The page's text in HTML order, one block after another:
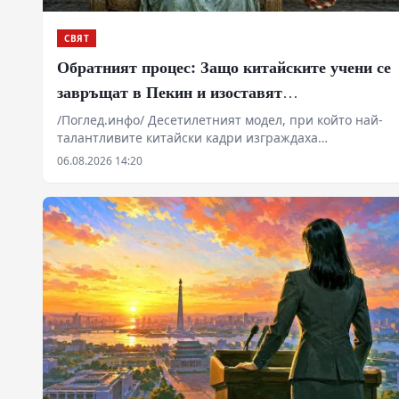
СВЯТ
Обратният процес: Защо китайските учени се
завръщат в Пекин и изоставят
"американската мечта"
/Поглед.инфо/ Десетилетният модел, при който най-
талантливите китайски кадри изграждаха
технологичната мощ на САЩ, се руши под натиска на
третира чуждестранните изследователи като
потенциална заплаха за националната сигурност,
Пекин инвестира милиарди в научна инфраструктура
и изкупува обратно своите мозъци. Данните за спад
на студентските визи през 2025 г. показват дълбока
промяна в глобалното разпределение на знанията.
06.08.2026 14:20